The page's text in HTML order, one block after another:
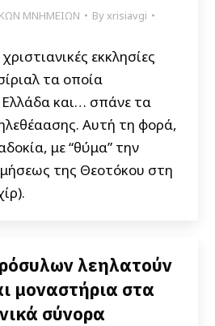
ΜΝΗΜΕΙΩΝ Byxrisiavgi
εκκλησίες
τα οποία
και… σπάνε τα
Αυτή τη φορά,
με “θύμα” την
της Θεοτόκου στη
λεηλατούν
μοναστήρια στα
σύνορα